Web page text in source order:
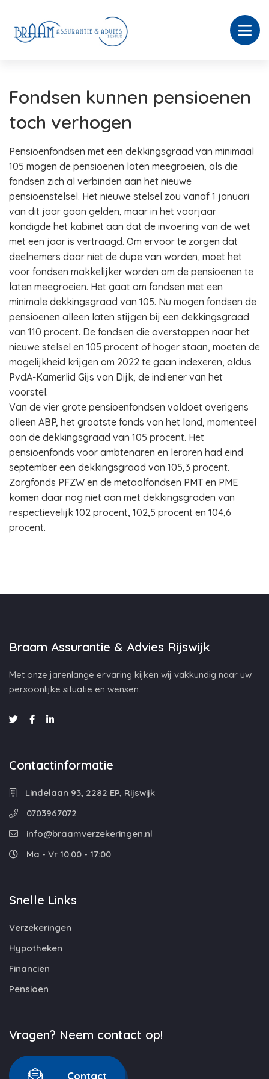
Fondsen kunnen pensioenen
toch verhogen
Pensioenfondsen met een dekkingsgraad van minimaal
105 mogen de pensioenen laten meegroeien, als die
fondsen zich al verbinden aan het nieuwe
pensioenstelsel. Het nieuwe stelsel zou vanaf 1 januari
van dit jaar gaan gelden, maar in het voorjaar
kondigde het kabinet aan dat de invoering van de wet
met een jaar is vertraagd. Om ervoor te zorgen dat
deelnemers daar niet de dupe van worden, moet het
voor fondsen makkelijker worden om de pensioenen te
laten meegroeien. Het gaat om fondsen met een
minimale dekkingsgraad van 105. Nu mogen fondsen de
pensioenen alleen laten stijgen bij een dekkingsgraad
van 110 procent. De fondsen die overstappen naar het
nieuwe stelsel en 105 procent of hoger staan, moeten de
mogelijkheid krijgen om 2022 te gaan indexeren, aldus
PvdA-Kamerlid Gijs van Dijk, de indiener van het
voorstel.
Van de vier grote pensioenfondsen voldoet overigens
alleen ABP, het grootste fonds van het land, momenteel
aan de dekkingsgraad van 105 procent. Het
pensioenfonds voor ambtenaren en leraren had eind
september een dekkingsgraad van 105,3 procent.
Zorgfonds PFZW en de metaalfondsen PMT en PME
komen daar nog niet aan met dekkingsgraden van
respectievelijk 102 procent, 102,5 procent en 104,6
procent.
Braam Assurantie & Advies Rijswijk
Met onze jarenlange ervaring kijken wij vakkundig naar uw
persoonlijke situatie en wensen.
Contactinformatie
Lindelaan 93, 2282 EP, Rijswijk
0703967072
info@braamverzekeringen.nl
Ma - Vr 10.00 - 17:00
Snelle Links
Verzekeringen
Hypotheken
Financiën
Pensioen
Vragen? Neem contact op!
Contact